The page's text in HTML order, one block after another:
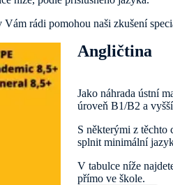
rádi pomohou naši zkušení
Angličtina
Jako náhrada ústní
úroveň B1/B2 a
S některými z těchto
splnit minimální
V tabulce níže
přímo ve škole.